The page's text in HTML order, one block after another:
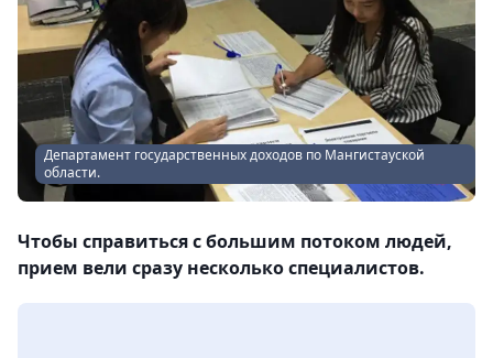
Департамент государственных доходов по Мангистауской
области.
Чтобы справиться с большим потоком людей,
прием вели сразу несколько специалистов.